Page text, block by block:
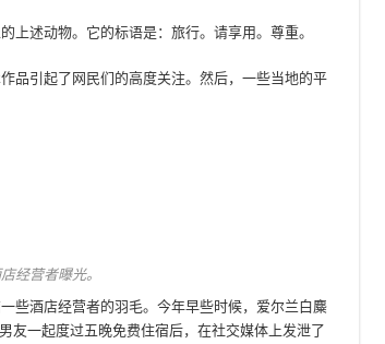
上述动物。它的标语是：旅行。请享用。尊重。
品引起了网民们的高度关注。然后，一些当地的平
经营者曝光。
些酒店经营者的羽毛。今年早些时候，爱尔兰白麋
友一起度过五晚免费住宿后，在社交媒体上发泄了